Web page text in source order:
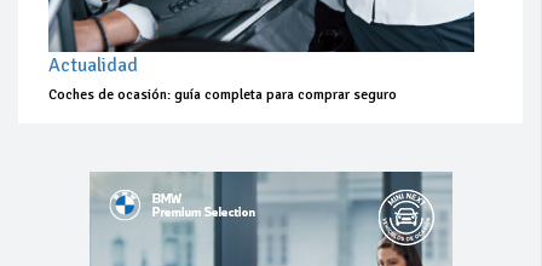
Actualidad
Coches de ocasión: guía completa para comprar seguro